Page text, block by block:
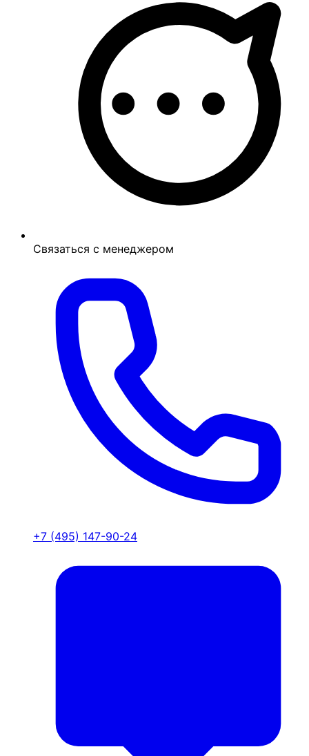
Связаться с менеджером
+7 (495) 147-90-24